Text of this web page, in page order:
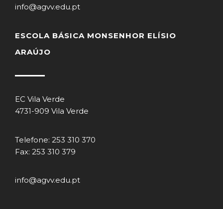
info@agvv.edu.pt
ESCOLA BÁSICA MONSENHOR ELÍSIO
ARAÚJO
EC Vila Verde
4731-909 Vila Verde
Telefone: 253 310 370
Fax: 253 310 379
info@agvv.edu.pt